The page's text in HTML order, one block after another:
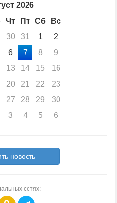
2026
Чт Пт Сб
Вс
30 31 1
2
6 7 8
9
13 14 15
16
20 21 22
23
27 28 29
30
3 4 5 6
новость
сетях: